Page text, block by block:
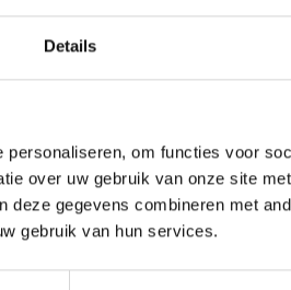
Details
om functies voor
over uw gebruik van onze site
gegevens combineren met
gebruik van hun services.
kg